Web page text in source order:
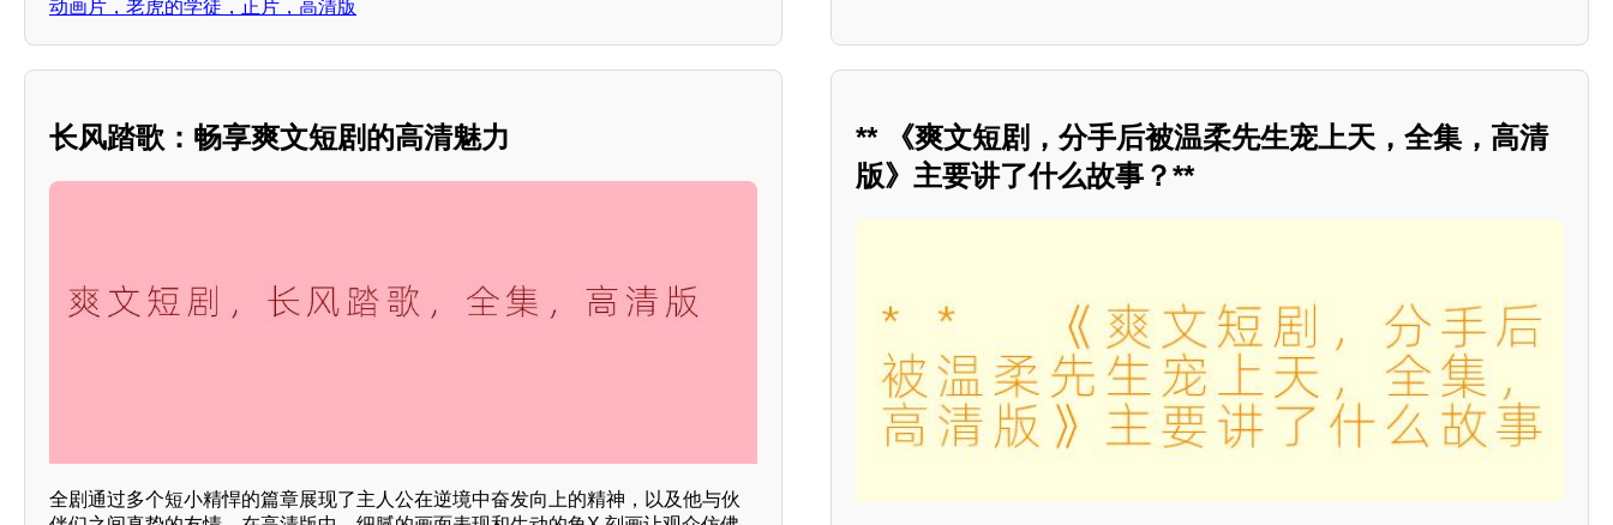
动画片，老虎的学徒，正片，高清版
长风踏歌：畅享爽文短剧的高清魅力
全剧通过多个短小精悍的篇章展现了主人公在逆境中奋发向上的精神，以及他与伙
** 《爽文短剧，分手后被温柔先生宠上天，全集，高清
版》主要讲了什么故事？**